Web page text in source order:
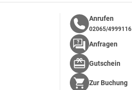
Anrufen
02065/4999116
Anfragen
Gutschein
Zur Buchung